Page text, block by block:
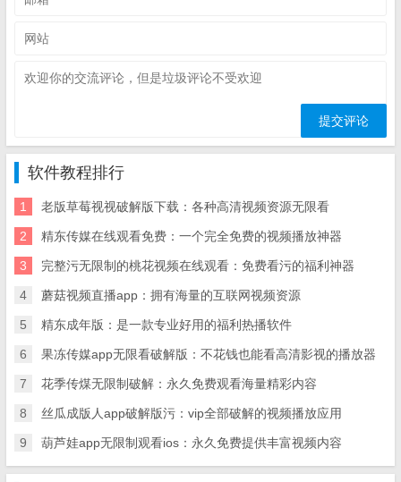
软件教程排行
1 老版草莓视视破解版下载：各种高清视频资源无限看
2 精东传媒在线观看免费：一个完全免费的视频播放神器
3 完整污无限制的桃花视频在线观看：免费看污的福利神器
4 蘑菇视频直播app：拥有海量的互联网视频资源
5 精东成年版：是一款专业好用的福利热播软件
6 果冻传媒app无限看破解版：不花钱也能看高清影视的播放器
7 花季传煤无限制破解：永久免费观看海量精彩内容
8 丝瓜成版人app破解版污：vip全部破解的视频播放应用
9 葫芦娃app无限制观看ios：永久免费提供丰富视频内容